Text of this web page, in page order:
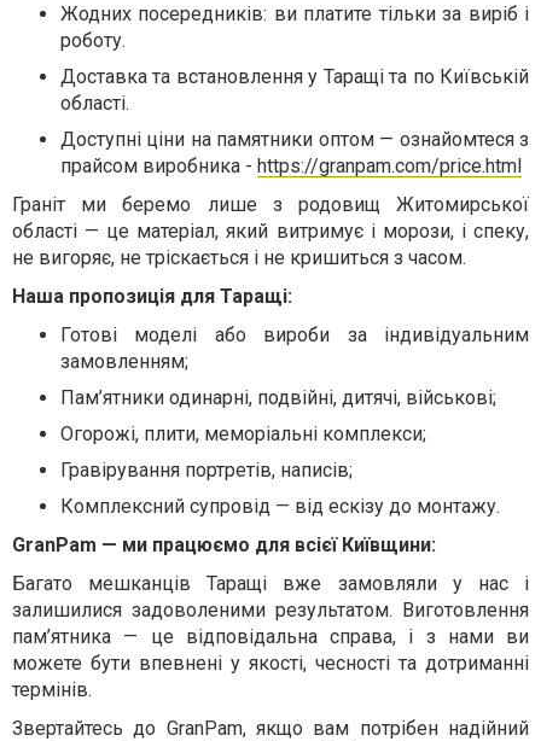
Жодних посередників: ви платите тільки за виріб і
роботу.
Доставка та встановлення у Таращі та по Київській
області.
Доступні ціни на памятники оптом — ознайомтеся з
прайсом виробника - https://granpam.com/price.html
Граніт ми беремо лише з родовищ Житомирської
області — це матеріал, який витримує і морози, і спеку,
не вигоряє, не тріскається і не кришиться з часом.
Наша пропозиція для Таращі:
Готові моделі або вироби за індивідуальним
замовленням;
Пам’ятники одинарні, подвійні, дитячі, військові;
Огорожі, плити, меморіальні комплекси;
Гравірування портретів, написів;
Комплексний супровід — від ескізу до монтажу.
GranPam — ми працюємо для всієї Київщини:
Багато мешканців Таращі вже замовляли у нас і
залишилися задоволеними результатом. Виготовлення
пам’ятника — це відповідальна справа, і з нами ви
можете бути впевнені у якості, чесності та дотриманні
термінів.
Звертайтесь до GranPam, якщо вам потрібен надійний